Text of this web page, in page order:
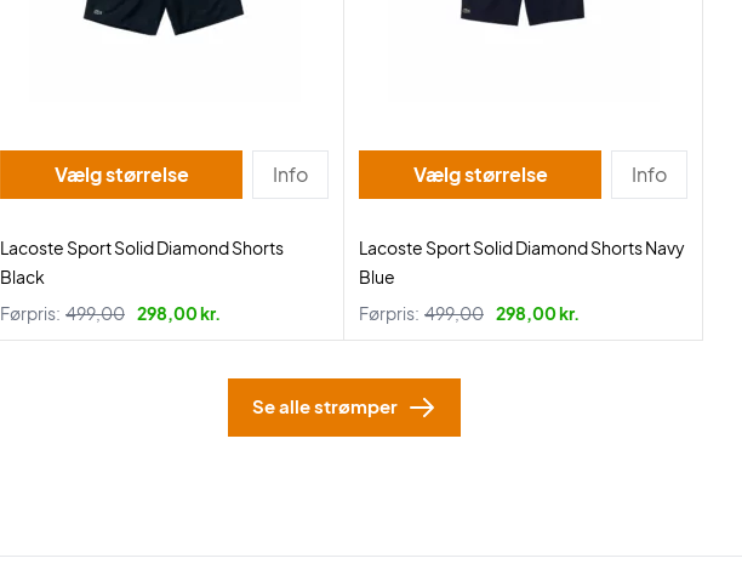
Vælg størrelse Info
Lacoste Sport Solid Diamond Shorts
Black
Førpris: 499,00 298,00 kr.
Vælg størrelse Info
Lacoste Sport Solid Diamond Shorts Navy
Blue
Førpris: 499,00 298,00 kr.
Se alle strømper